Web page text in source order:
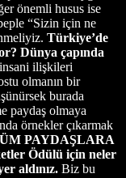
önemli husus ise
“Sizin için ne
Türkiye’de
Dünya çapında
ilişkileri
olmanın bir
burada
paydaş olmaya
örnekler çıkarmak
PAYDAŞLARA
Ödülü için neler
aldınız. Biz bu